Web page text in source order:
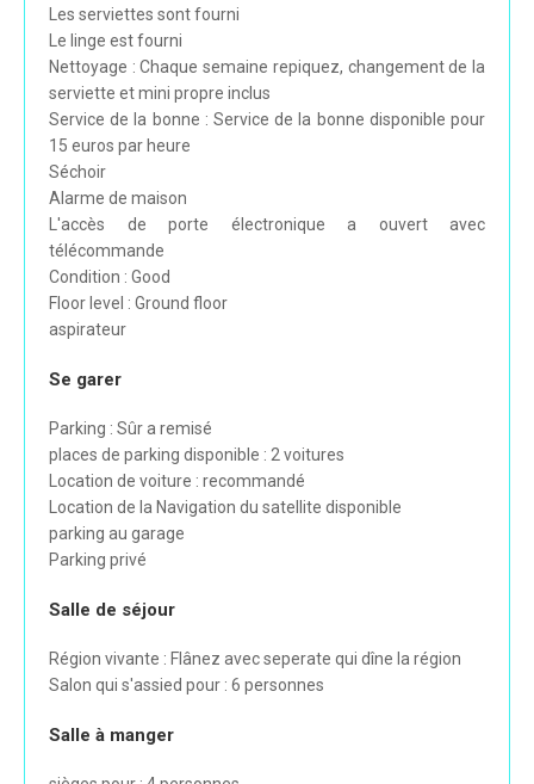
Les serviettes sont fourni
Le linge est fourni
Nettoyage : Chaque semaine repiquez, changement de la
serviette et mini propre inclus
Service de la bonne : Service de la bonne disponible pour
15 euros par heure
Séchoir
Alarme de maison
L'accès de porte électronique a ouvert avec
télécommande
Condition : Good
Floor level : Ground floor
aspirateur
Se garer
Parking : Sûr a remisé
places de parking disponible : 2 voitures
Location de voiture : recommandé
Location de la Navigation du satellite disponible
parking au garage
Parking privé
Salle de séjour
Région vivante : Flânez avec seperate qui dîne la région
Salon qui s'assied pour : 6 personnes
Salle à manger